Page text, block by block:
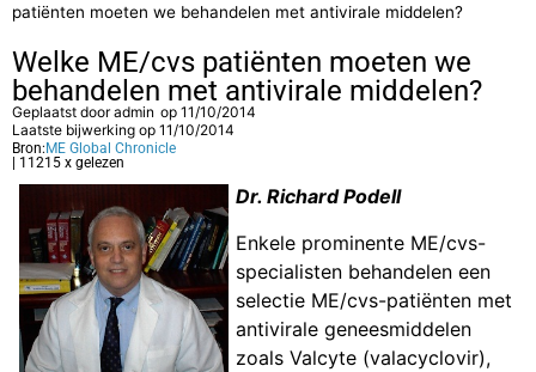
patiënten moeten we behandelen met antivirale middelen?
Welke ME/cvs patiënten moeten we
behandelen met antivirale middelen?
Geplaatst dooradmin op 11/10/2014
Laatste bijwerking op 11/10/2014
Bron: ME Global Chronicle
| 11215 x gelezen
Dr. Richard Podell
Enkele prominente ME/cvs-
specialisten behandelen een
selectie ME/cvs-patiënten met
antivirale geneesmiddelen
zoals Valcyte (valacyclovir),